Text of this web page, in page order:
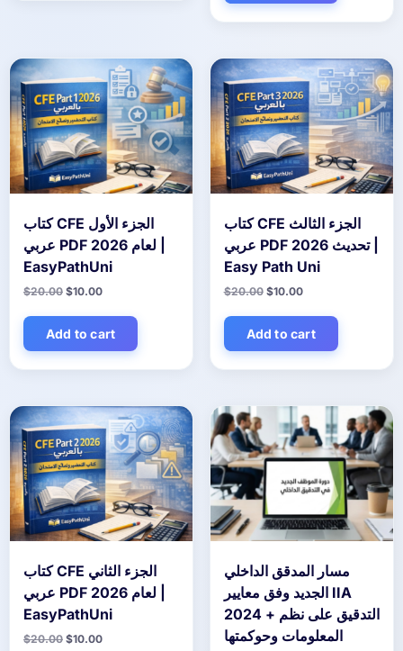
كتاب CFE الجزء الأول
عربي PDF لعام 2026 |
EasyPathUni
$20.00 Original
was:
$20.00.
$10.00Current
is:
$10.00.
Add to cart
كتاب CFE الجزء الثالث
عربي PDF تحديث 2026 |
Easy Path Uni
$20.00 Original
was:
$20.00.
$10.00Current
is:
$10.00.
Add to cart
كتاب CFE الجزء الثاني
عربي PDF لعام 2026 |
EasyPathUni
$20.00 Original
$10.00Current
مسار المدقق الداخلي
الجديد وفق معايير IIA
2024 + التدقيق على نظم
المعلومات وحوكمتها